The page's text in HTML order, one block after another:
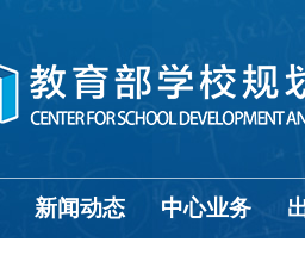
新闻动态 中心业务